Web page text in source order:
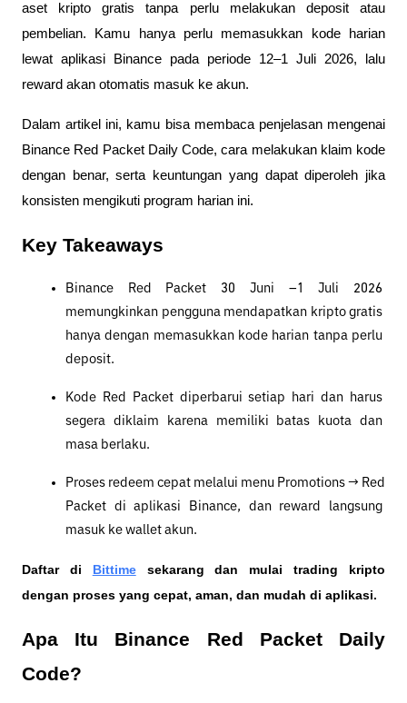
aset kripto gratis tanpa perlu melakukan deposit atau
pembelian. Kamu hanya perlu memasukkan kode harian
lewat aplikasi Binance pada periode 12–1 Juli 2026, lalu
reward akan otomatis masuk ke akun.
Dalam artikel ini, kamu bisa membaca penjelasan mengenai
Binance Red Packet Daily Code, cara melakukan klaim kode
dengan benar, serta keuntungan yang dapat diperoleh jika
konsisten mengikuti program harian ini.
Key Takeaways
Binance Red Packet 30 Juni –1 Juli 2026
memungkinkan pengguna mendapatkan kripto gratis
hanya dengan memasukkan kode harian tanpa perlu
deposit.
Kode Red Packet diperbarui setiap hari dan harus
segera diklaim karena memiliki batas kuota dan
masa berlaku.
Proses redeem cepat melalui menu Promotions → Red
Packet di aplikasi Binance, dan reward langsung
masuk ke wallet akun.
Daftar di Bittime sekarang dan mulai trading kripto
dengan proses yang cepat, aman, dan mudah di aplikasi.
Apa Itu Binance Red Packet Daily
Code?